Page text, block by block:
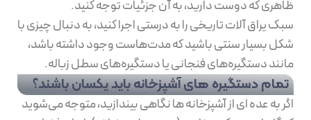
ظاهری که دوست دارید، به آن جزئیات توجه کنید.
سبک یراق آلات تاریخی را به درستی اجرا کنید، به دنبال چیزی با
شکل بسیار سنتی باشید که مدت‌هاست وجود داشته باشد،
مانند دستگیره‌های فنجانی یا دستگیره‌های سطل زباله.
تمام دستگیره های آشپزخانه باید یکسان باشند؟
اگر به عده ای از آشپزخانه ها نگاهی بیندازید، متوجه می‌شوید